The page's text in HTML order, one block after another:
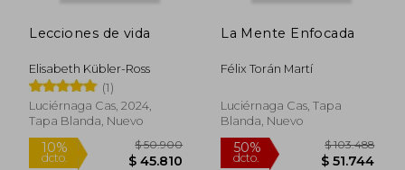
Lecciones de vida
Elisabeth Kübler-Ross
(1)
Luciérnaga Cas, 2024,
Tapa Blanda, Nuevo
La Mente Enfocada
Félix Torán Martí
Luciérnaga Cas, Tapa
Blanda, Nuevo